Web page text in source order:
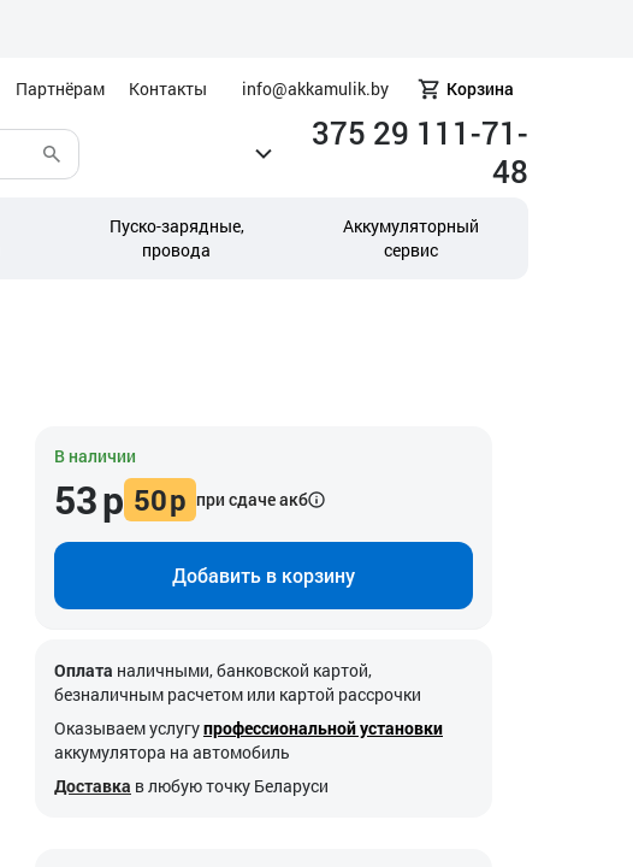
Партнёрам Контакты info@akkamulik.by Корзина
375 29 111-71-
48
Пуско-зарядные,
провода
Аккумуляторный
сервис
В наличии
53р 50р при сдаче акб
Добавить в корзину
Оплата наличными, банковской картой,
безналичным расчетом или картой рассрочки
Оказываем услугупрофессиональной установки
аккумулятора на автомобиль
Доставка в любую точку Беларуси